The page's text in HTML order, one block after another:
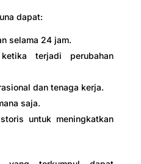
dapat:
selama 24 jam.
terjadi perubahan
dan tenaga kerja.
saja.
untuk meningkatkan